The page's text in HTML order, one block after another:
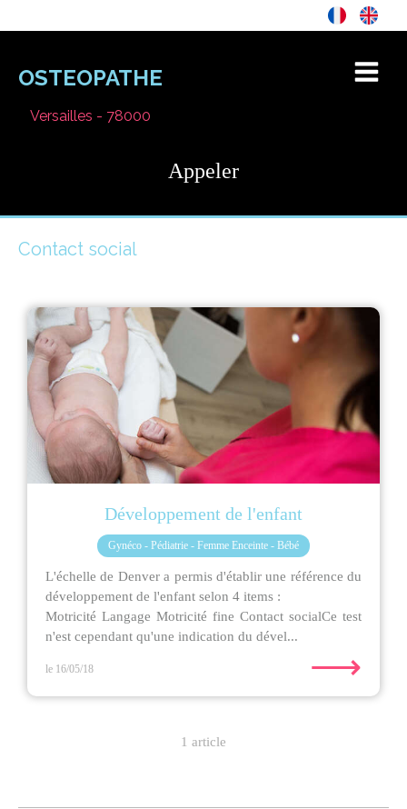
OSTEOPATHE
Versailles - 78000
Appeler
Contact social
Développement de l'enfant
Gynéco - Pédiatrie - Femme Enceinte - Bébé
L'échelle de Denver a permis d'établir une référence du
développement de l'enfant selon 4 items :
Motricité Langage Motricité fine Contact socialCe test
n'est cependant qu'une indication du dével...
le 16/05/18 ⟶
1 article